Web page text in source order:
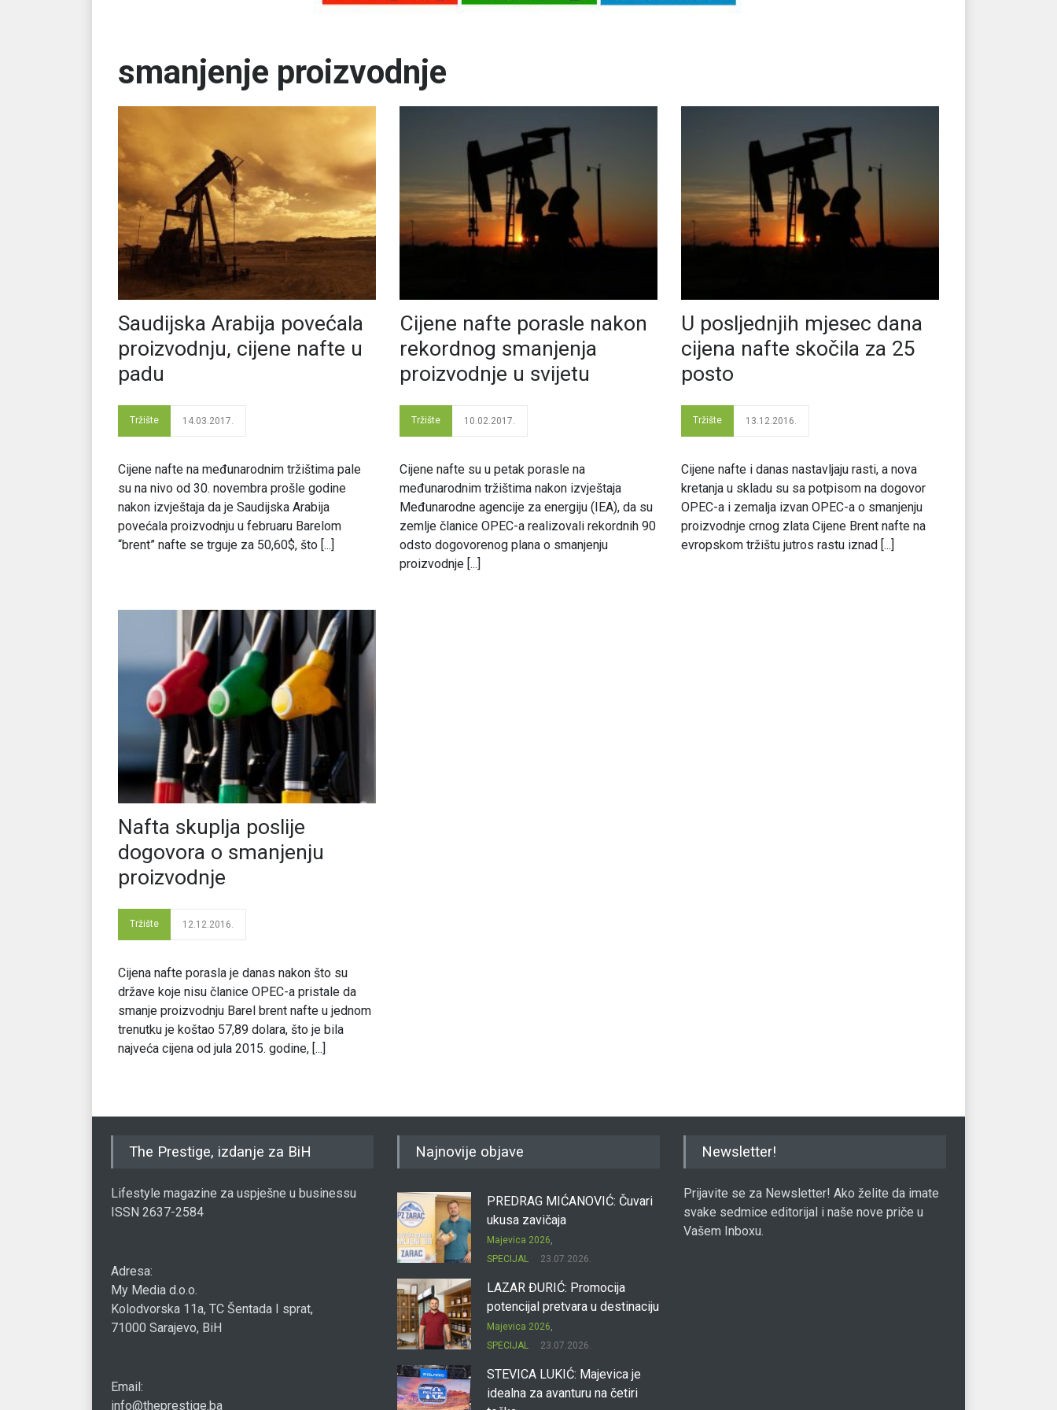
smanjenje proizvodnje
Saudijska Arabija povećala
proizvodnju, cijene nafte u
padu
Tržište 14.03.2017.
Cijene nafte na međunarodnim tržištima pale
su na nivo od 30. novembra prošle godine
nakon izvještaja da je Saudijska Arabija
povećala proizvodnju u februaru Barelom
“brent” nafte se trguje za 50,60$, što [...]
Cijene nafte porasle nakon
rekordnog smanjenja
proizvodnje u svijetu
Tržište 10.02.2017.
Cijene nafte su u petak porasle na
međunarodnim tržištima nakon izvještaja
Međunarodne agencije za energiju (IEA), da su
zemlje članice OPEC-a realizovali rekordnih 90
odsto dogovorenog plana o smanjenju
proizvodnje [...]
U posljednjih mjesec dana
cijena nafte skočila za 25
posto
Tržište 13.12.2016.
Cijene nafte i danas nastavljaju rasti, a nova
kretanja u skladu su sa potpisom na dogovor
OPEC-a i zemalja izvan OPEC-a o smanjenju
proizvodnje crnog zlata Cijene Brent nafte na
evropskom tržištu jutros rastu iznad [...]
Nafta skuplja poslije
dogovora o smanjenju
proizvodnje
Tržište 12.12.2016.
Cijena nafte porasla je danas nakon što su
države koje nisu članice OPEC-a pristale da
smanje proizvodnju Barel brent nafte u jednom
trenutku je koštao 57,89 dolara, što je bila
najveća cijena od jula 2015. godine, [...]
The Prestige, izdanje za BiH
Lifestyle magazine za uspješne u businessu
ISSN 2637-2584
Adresa:
My Media d.o.o.
Kolodvorska 11a, TC Šentada I sprat,
71000 Sarajevo, BiH
Email:
info@theprestige.ba
Najnovije objave
PREDRAG MIĆANOVIĆ: Čuvari
ukusa zavičaja
Majevica 2026,
SPECIJAL
23.07.2026.
LAZAR ĐURIĆ: Promocija
potencijal pretvara u destinaciju
Majevica 2026,
SPECIJAL
23.07.2026.
STEVICA LUKIĆ: Majevica je
idealna za avanturu na četiri
Newsletter!
Prijavite se za Newsletter! Ako želite da imate
svake sedmice editorijal i naše nove priče u
Vašem Inboxu.